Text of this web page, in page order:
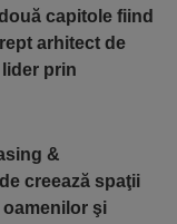
capitole fiind
arhitect de
prin
&
creează spaţii
oamenilor şi